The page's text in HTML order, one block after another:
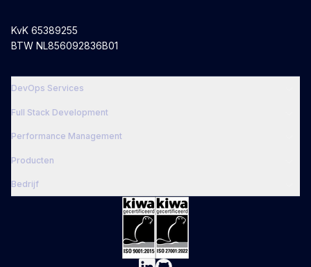
KvK 65389255
BTW NL856092836B01
DevOps Services
Full Stack Development
Performance Management
Producten
Bedrijf